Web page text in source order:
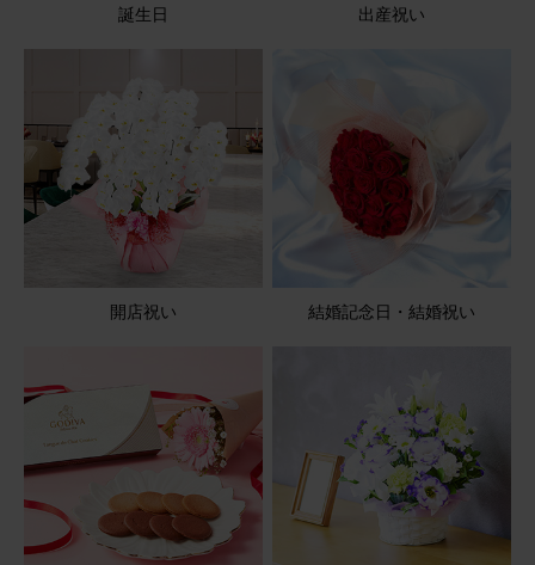
ブルーミーユーザーさん
60代
用途：
父の日
喜ばれました
優しく見守られるような思いがしたとの感想をもらいまし
たと思います。
2026/06/22
つきちゃん 60代
用途：
父の日
誕生日 出産祝い
開店祝い 結婚記念日・結婚祝い